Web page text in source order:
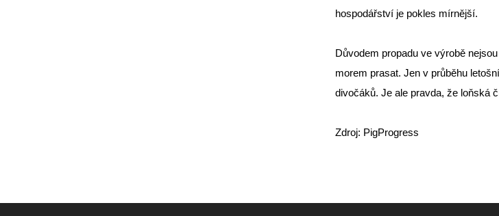
hospodářství je pokles mírnější.
Důvodem propadu ve výrobě
morem prasat. Jen v průběhu
divočáků. Je ale pravda, že loňská
Zdroj: PigProgress